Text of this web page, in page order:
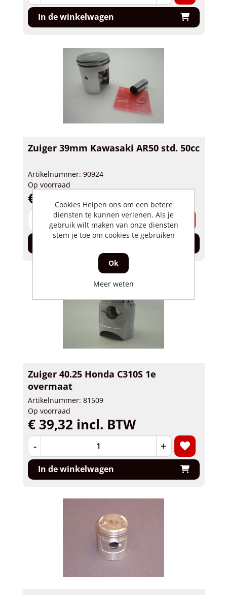
In de winkelwagen
Zuiger 39mm Kawasaki AR50 std. 50cc
Artikelnummer: 90924
Op voorraad
€ 26,95 incl. BTW
+
In de winkelwagen
Zuiger 40.25 Honda C310S 1e
overmaat
Artikelnummer: 81509
Op voorraad
€ 39,32 incl. BTW
- +
In de winkelwagen
Cookies Helpen ons om een betere
diensten te kunnen verlenen. Als je
gebruik wilt maken van onze diensten
stem je toe om cookies te gebruiken
Ok
Meer weten